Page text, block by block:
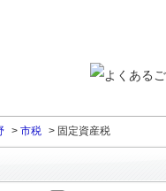
> 市税 > 固定資産税